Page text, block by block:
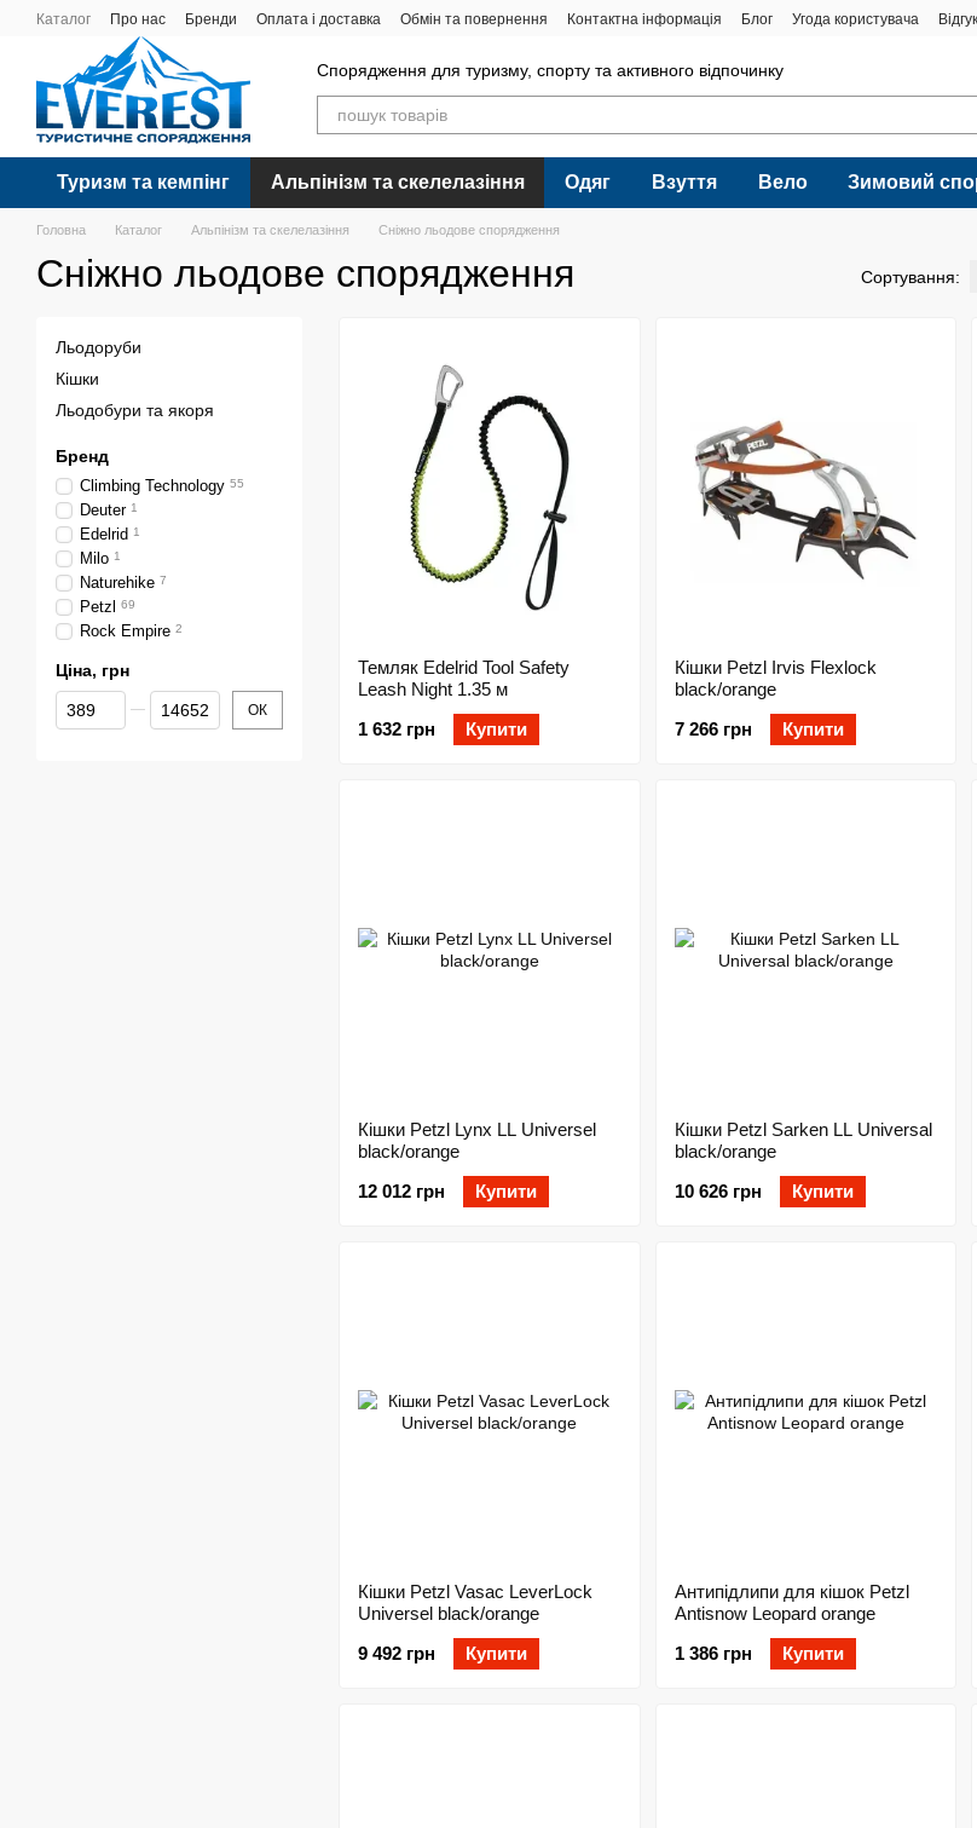
Перейти до основного контенту
Каталог Про нас Бренди Оплата і доставка Обмін та повернення Контактна інформація Блог Угода користувача
Спорядження для туризму, спорту та активного відпочинку
Туризм та кемпінг Альпінізм та скелелазіння Одяг Взуття Вело Зимовий
Головна Каталог Альпінізм та скелелазіння Сніжно льодове спорядження
Сніжно льодове спорядження Сортування:
Темляк Edelrid Tool Safety
Leash Night 1.35 м
1 632 грн
Купити
Кішки Petzl Irvis Flexlock
black/orange
7 266 грн
Купити
Кішки Petzl Lynx LL Universel
black/orange
12 012 грн
Купити
Кішки Petzl Sarken LL Universal
black/orange
10 626 грн
Купити
Кішки Petzl Vasac LeverLock
Universel black/orange
9 492 грн
Купити
Антипідлипи для кішок Petzl
Antisnow Leopard orange
1 386 грн
Купити
Льодоруби
Кішки
Льодобури та якоря
Бренд
Climbing Technology 55
Deuter 1
Edelrid 1
Milo 1
Naturehike 7
Petzl 69
Rock Empire 2
Ціна, грн
Від Ціна, грн
До Ціна, грн ОК